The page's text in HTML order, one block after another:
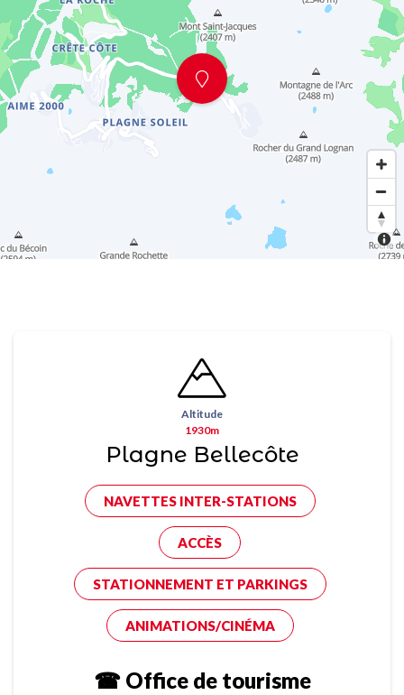
Altitude
1930m
Plagne Bellecôte
NAVETTES INTER-STATIONS
ACCÈS
STATIONNEMENT ET PARKINGS
ANIMATIONS/CINÉMA
☎ Office de tourisme